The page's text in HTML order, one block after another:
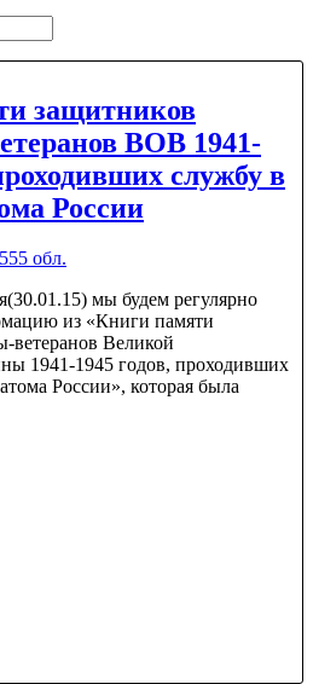
защитников
ВОВ 1941-
службу в
России
мы будем регулярно
из «Книги памяти
ветеранов Великой
1941-1945 годов, проходивших
России», которая была